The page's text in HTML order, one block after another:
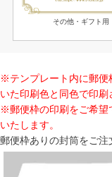
その他・ギフト用
※テンプレート内に郵便
いた印刷色と同色で印刷
※郵便枠の印刷をご希望
いたします。
郵便枠ありの封筒をご注